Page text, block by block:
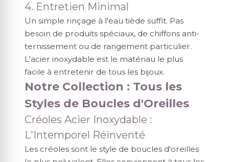
4. Entretien Minimal
Un simple rinçage à l'eau tiède suffit. Pas
besoin de produits spéciaux, de chiffons anti-
ternissement ou de rangement particulier.
L'acier inoxydable est le matériau le plus
facile à entretenir de tous les bijoux.
Notre Collection : Tous les
Styles de Boucles d'Oreilles
Créoles Acier Inoxydable :
L'Intemporel Réinventé
Les créoles sont le style de boucles d'oreilles